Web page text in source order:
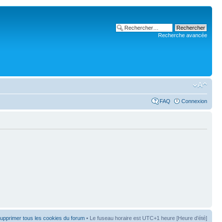
Recherche avancée
FAQ Connexion
tous les cookies du forum • Le fuseau horaire est UTC+1 heure [Heure d’été]